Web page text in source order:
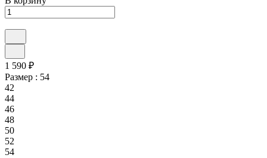
1 590 ₽
Размер : 54
42
44
46
48
50
52
54